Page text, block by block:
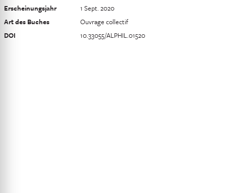
Erscheinungsjahr
1 Sept. 2020
Art des Buches
Ouvrage collectif
DOI
10.33055/ALPHIL.01520